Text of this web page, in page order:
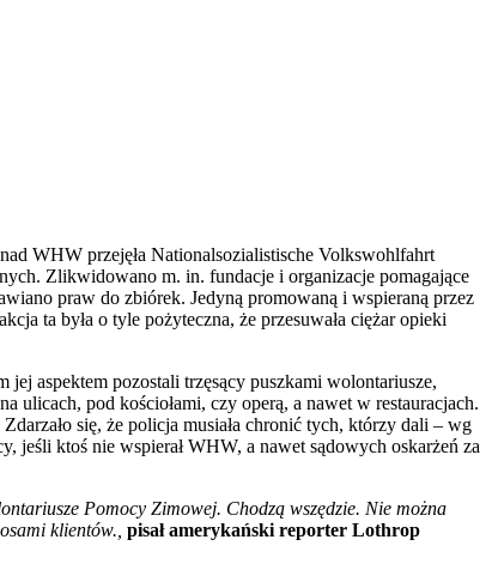
WHW przejęła Nationalsozialistische Volkswohlfahrt
Zlikwidowano m. in. fundacje i organizacje pomagające
praw do zbiórek. Jedyną promowaną i wspieraną przez
ta była o tyle pożyteczna, że przesuwała ciężar opieki
aspektem pozostali trzęsący puszkami wolontariusze,
pod kościołami, czy operą, a nawet w restauracjach.
się, że policja musiała chronić tych, którzy dali – wg
jeśli ktoś nie wspierał WHW, a nawet sądowych oskarżeń za
Pomocy Zimowej. Chodzą wszędzie. Nie można
klientów., pisał amerykański reporter Lothrop